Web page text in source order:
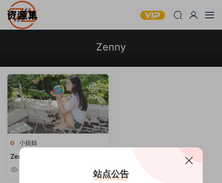
Zenny
小姐姐
Zenny 12套合集 [持续更新]
站点公告